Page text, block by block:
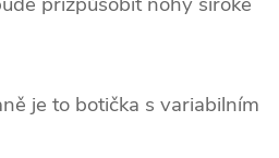
je to botička s variabilním